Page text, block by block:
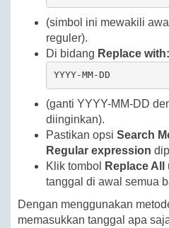
(simbol ini mewakili
reguler).
Di bidang Replace with:
YYYY-MM-DD
(ganti YYYY-MM-DD
diinginkan).
Pastikan opsi Search
Regular expression
Klik tombol
Replace All
tanggal di awal semua
Dengan menggunakan
memasukkan tanggal apa